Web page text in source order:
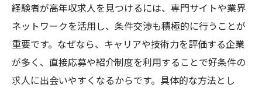
経験者が高年収求人を見つけるには、専門サイトや業界
ネットワークを活用し、条件交渉も積極的に行うことが
重要です。なぜなら、キャリアや技術力を評価する企業
が多く、直接応募や紹介制度を利用することで好条件の
求人に出会いやすくなるからです。具体的な方法とし